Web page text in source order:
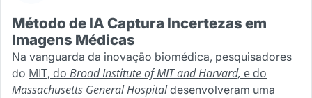
Método de IA Captura Incertezas em
Imagens Médicas
Na vanguarda da inovação biomédica, pesquisadores
do MIT, do Broad Institute of MIT and Harvard, e do
Massachusetts General Hospitaldesenvolveram uma